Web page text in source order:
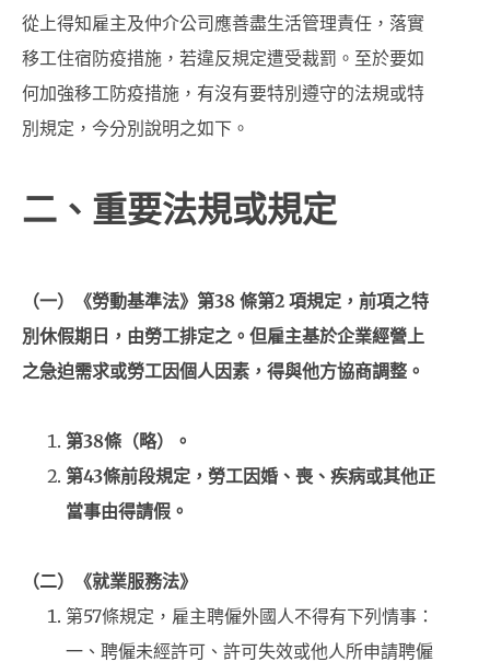
從上得知雇主及仲介公司應善盡生活管理責任，落實
移工住宿防疫措施，若違反規定遭受裁罰。至於要如
何加強移工防疫措施，有沒有要特別遵守的法規或特
別規定，今分別說明之如下。
二、重要法規或規定
（一）《勞動基準法》 第38 條第2 項規定，前項之特
別休假期日，由勞工排定之。但雇主基於企業經營上
之急迫需求或勞工因個人因素，得與他方協商調整 。
第38條（略）。
第43條前段規定，勞工因婚、喪、疾病或其他正
當事由得請假。
（二）《就業服務法》
第57條規定，雇主聘僱外國人不得有下列情事：
一、聘僱未經許可、許可失效或他人所申請聘僱